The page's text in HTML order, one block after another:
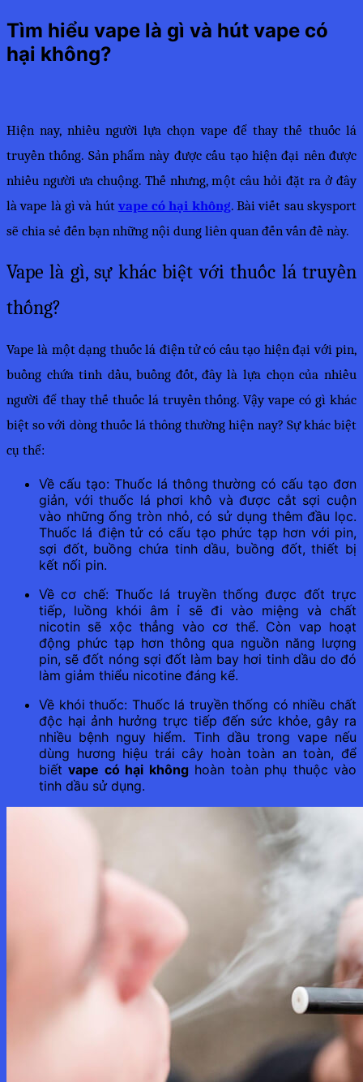
Tìm hiểu vape là gì và hút vape có
hại không?
Hiện nay, nhiều người lựa chọn vape để thay thế thuốc lá
truyền thống. Sản phẩm này được cấu tạo hiện đại nên được
nhiều người ưa chuộng. Thế nhưng, một câu hỏi đặt ra ở đây
là vape là gì và hút vape có hại không. Bài viết sau skysport
sẽ chia sẻ đến bạn những nội dung liên quan đến vấn đề này.
Vape là gì, sự khác biệt với thuốc lá truyền
thống?
Vape là một dạng thuốc lá điện tử có cấu tạo hiện đại với pin,
buồng chứa tinh dầu, buồng đốt, đây là lựa chọn của nhiều
người để thay thế thuốc lá truyền thống. Vậy vape có gì khác
biệt so với dòng thuốc lá thông thường hiện nay? Sự khác biệt
cụ thể:
Về cấu tạo: Thuốc lá thông thường có cấu tạo đơn
giản, với thuốc lá phơi khô và được cắt sợi cuộn
vào những ống tròn nhỏ, có sử dụng thêm đầu lọc.
Thuốc lá điện tử có cấu tạo phức tạp hơn với pin,
sợi đốt, buồng chứa tinh dầu, buồng đốt, thiết bị
kết nối pin.
Về cơ chế: Thuốc lá truyền thống được đốt trực
tiếp, luồng khói âm ỉ sẽ đi vào miệng và chất
nicotin sẽ xộc thẳng vào cơ thể. Còn vap hoạt
động phức tạp hơn thông qua nguồn năng lượng
pin, sẽ đốt nóng sợi đốt làm bay hơi tinh dầu do đó
làm giảm thiểu nicotine đáng kể.
Về khói thuốc: Thuốc lá truyền thống có nhiều chất
độc hại ảnh hưởng trực tiếp đến sức khỏe, gây ra
nhiều bệnh nguy hiểm. Tinh dầu trong vape nếu
dùng hương hiệu trái cây hoàn toàn an toàn, để
biếtvape có hại khônghoàn toàn phụ thuộc vào
tinh dầu sử dụng.